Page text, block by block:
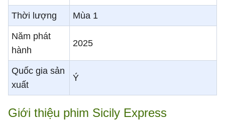
Thời lượng Mùa 1
Năm phát
hành
2025
Quốc gia sản
xuất
Ý
Giới thiệu phim Sicily Express